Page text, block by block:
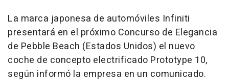
La marca japonesa de automóviles Infiniti
presentará en el próximo Concurso de Elegancia
de Pebble Beach (Estados Unidos) el nuevo
coche de concepto electrificado Prototype 10,
según informó la empresa en un comunicado.